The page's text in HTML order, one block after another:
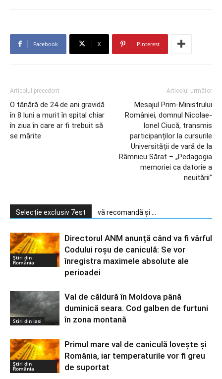
Facebook X Pinterest
Articolul precedent
O tânără de 24 de ani gravidă
în 8 luni a murit în spital chiar
în ziua în care ar fi trebuit să
se mărite
Articolul următor
Mesajul Prim-Ministrului
României, domnul Nicolae-
Ionel Ciucă, transmis
participanților la cursurile
Universității de vară de la
Râmnicu Sărat – „Pedagogia
memoriei ca datorie a
neuitării”
Selecție exclusiv 7est vă recomandă și ...
Știri din
România
Directorul ANM anunță când va fi vârful
Codului roșu de caniculă: Se vor
înregistra maximele absolute ale
perioadei
Stiri din Iasi
Val de căldură în Moldova până
duminică seara. Cod galben de furtuni
în zona montană
Știri din
România
Primul mare val de caniculă lovește și
România, iar temperaturile vor fi greu
de suportat